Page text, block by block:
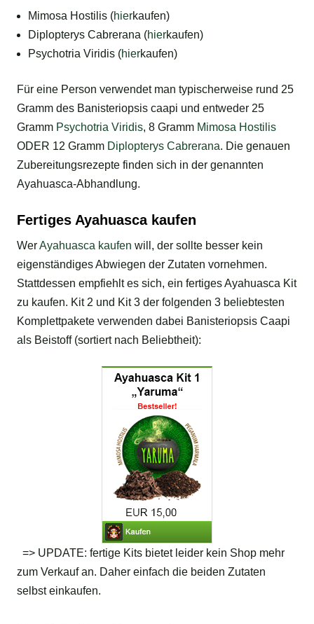
Mimosa Hostilis (hierkaufen)
Diplopterys Cabrerana (hierkaufen)
Psychotria Viridis (hierkaufen)
Für eine Person verwendet man typischerweise rund 25
Gramm des Banisteriopsis caapi und entweder 25
Gramm Psychotria Viridis, 8 Gramm Mimosa Hostilis
ODER 12 Gramm Diplopterys Cabrerana. Die genauen
Zubereitungsrezepte finden sich in der genannten
Ayahuasca-Abhandlung.
Fertiges Ayahuasca kaufen
WerAyahuasca kaufen will, der sollte besser kein
eigenständiges Abwiegen der Zutaten vornehmen.
Stattdessen empfiehlt es sich, ein fertiges Ayahuasca Kit
zu kaufen. Kit 2 und Kit 3 der folgenden 3 beliebtesten
Komplettpakete verwenden dabei Banisteriopsis Caapi
als Beistoff (sortiert nach Beliebtheit):
=> UPDATE: fertige Kits bietet leider kein Shop mehr
zum Verkauf an. Daher einfach die beiden Zutaten
selbst einkaufen.